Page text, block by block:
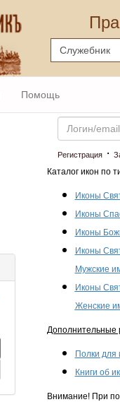
Помощь
Email
Регистрация·
Каталог икон по
Иконы
Иконы
Иконы
Иконы
Мужские
Иконы
Женские
Дополнительные
Полки для
Книги об
Внимание! При